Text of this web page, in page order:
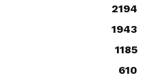
2194
1943
1185
610